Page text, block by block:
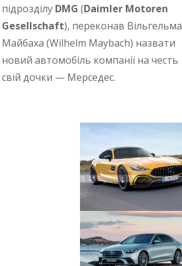
підрозділу DMG (Daimler Motoren
Gesellschaft), переконав Вільгельма
Майбаха (Wilhelm Maybach) назвати
новий автомобіль компанії на честь
свій дочки — Мерседес.